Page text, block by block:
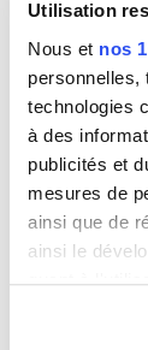
Utilisation
Nous et nos
personnelles,
technologies
à des
publicités et
mesures de
ainsi que de
ainsi le
quant à
moment en
Contact :
Lieu(x) :